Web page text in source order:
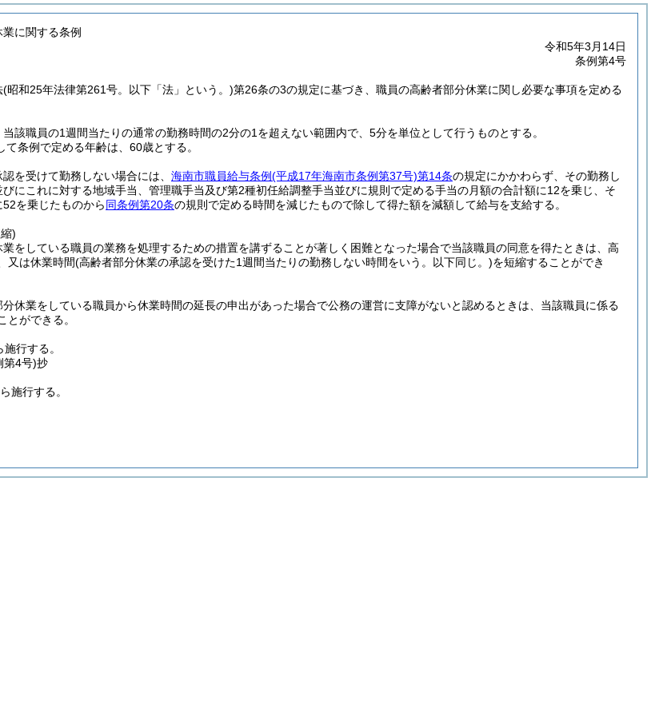
に関する条例
令和5年3月14日
条例第4号
(昭和25年法律第261号。以下「法」という。)第26条の3の規定に基づき、職員の高齢者部分休業に関し必要な事項を定める
該職員の1週間当たりの通常の勤務時間の2分の1を超えない範囲内で、5分を単位として行うものとする。
条例で定める年齢は、60歳とする。
を受けて勤務しない場合には、 海南市職員給与条例(平成17年海南市条例第37号)第14条の規定にかかわらず、その勤務し
にこれに対する地域手当、管理職手当及び第2種初任給調整手当並びに規則で定める手当の月額の合計額に12を乗じ、そ
を乗じたものから同条例第20条の規則で定める時間を減じたもので除して得た額を減額して給与を支給する。
)
をしている職員の業務を処理するための措置を講ずることが著しく困難となった場合で当該職員の同意を得たときは、高
又は休業時間(高齢者部分休業の承認を受けた1週間当たりの勤務しない時間をいう。以下同じ。)を短縮することができ
休業をしている職員から休業時間の延長の申出があった場合で公務の運営に支障がないと認めるときは、当該職員に係る
とができる。
行する。
第4号)抄
施行する。